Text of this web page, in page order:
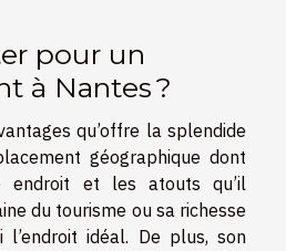
pour un
à Nantes ?
qu’offre la splendide
géographique dont
endroit et les atouts qu’il
du tourisme ou sa richesse
idéal. De plus, son